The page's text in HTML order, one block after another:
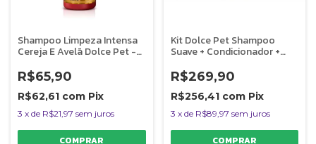
Shampoo Limpeza Intensa
Cereja E Avelã Dolce Pet -
R$65,90
R$62,61 com Pix
3 x de R$21,97 sem juros
Kit Dolce Pet Shampoo
Suave + Condicionador +
Perfume Cereja e Avelã
Cães e Gatos
R$269,90
R$256,41 com Pix
3 x de R$89,97 sem juros